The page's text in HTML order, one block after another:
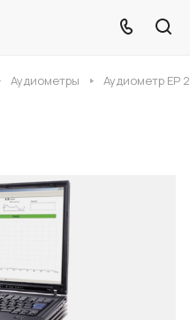
Аудиометры Аудиометр EP